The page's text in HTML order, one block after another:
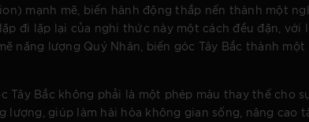
mạnh mẽ, biến hành động thắp nến thành một
đi lặp lại của nghi thức này một cách đều đặn, với
năng lượng Quý Nhân, biến góc Tây Bắc thành
Tây Bắc không phải là một phép màu thay thế cho
lượng, giúp làm hài hòa không gian sống, nâng cao